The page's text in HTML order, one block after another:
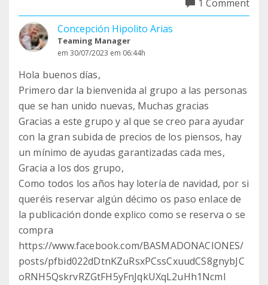
1 Comment
Concepción Hipolito Arias
Teaming Manager
em 30/07/2023 em 06:44h
Hola buenos días,
Primero dar la bienvenida al grupo a las personas
que se han unido nuevas, Muchas gracias
Gracias a este grupo y al que se creo para ayudar
con la gran subida de precios de los piensos, hay
un mínimo de ayudas garantizadas cada mes,
Gracia a los dos grupo,
Como todos los años hay lotería de navidad, por si
queréis reservar algún décimo os paso enlace de
la publicación donde explico como se reserva o se
compra
https://www.facebook.com/BASMADONACIONES/
posts/pfbid022dDtnKZuRsxPCssCxuudCS8gnybJC
oRNH5QskrvRZGtFH5yFnJqkUXqL2uHh1Ncml